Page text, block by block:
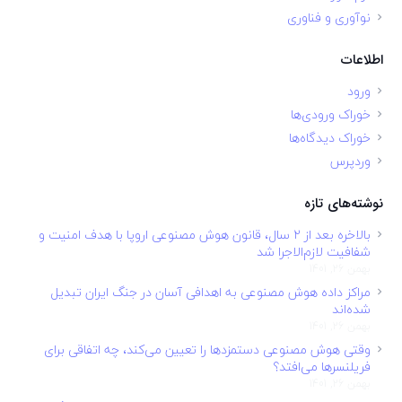
نوآوری و فناوری
اطلاعات
ورود
خوراک ورودی‌ها
خوراک دیدگاه‌ها
وردپرس
نوشته‌های تازه
بالاخره بعد از ۲ سال، قانون هوش مصنوعی اروپا با هدف امنیت و
شفافیت لازم‌الاجرا شد
مراکز داده هوش مصنوعی به اهدافی آسان در جنگ ایران تبدیل
شده‌اند
وقتی هوش مصنوعی دستمزدها را تعیین می‌کند، چه اتفاقی برای
فریلنسرها می‌افتد؟